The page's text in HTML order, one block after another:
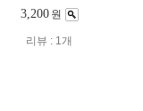
3,200 원
리뷰 : 1개